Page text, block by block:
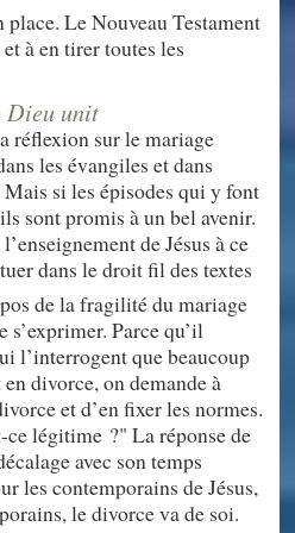
place. Le Nouveau Testament
à en tirer toutes les
Dieu unit
réflexion sur le mariage
les évangiles et dans
Mais si les épisodes qui y font
sont promis à un bel avenir.
de Jésus à ce
dans le droit fil des textes
de la fragilité du mariage
s’exprimer. Parce qu’il
l’interrogent que beaucoup
divorce, on demande à
et d’en fixer les normes.
légitime ?" La réponse de
avec son temps
les contemporains de Jésus,
le divorce va de soi.